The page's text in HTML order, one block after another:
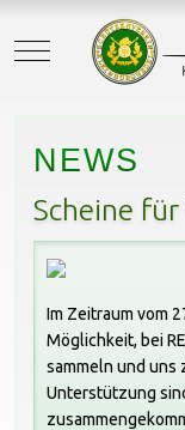
Mobile Menu Toggle
NEWS
Scheine
Im Zeitraum vom
Möglichkeit, bei
sammeln und uns
Unterstützung